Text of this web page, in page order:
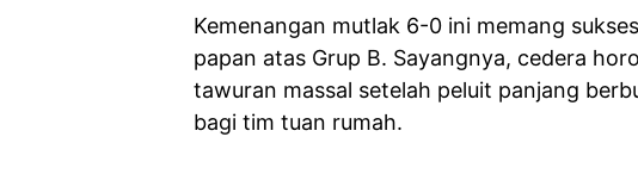
Kemenangan mutlak 6-0 ini memang
papan atas Grup B. Sayangnya, cedera
tawuran massal setelah peluit panjang
bagi tim tuan rumah.